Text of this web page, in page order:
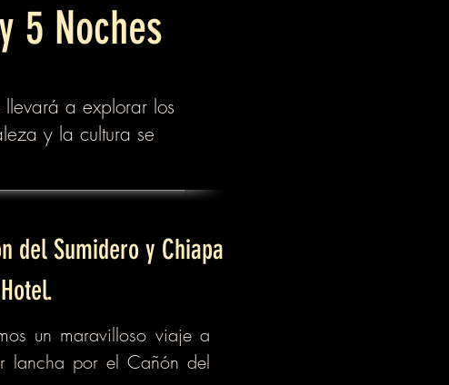
5 Noches
llevará a explorar los
y la cultura se
del Sumidero y Chiapa
un maravilloso viaje a
lancha por el Cañón del